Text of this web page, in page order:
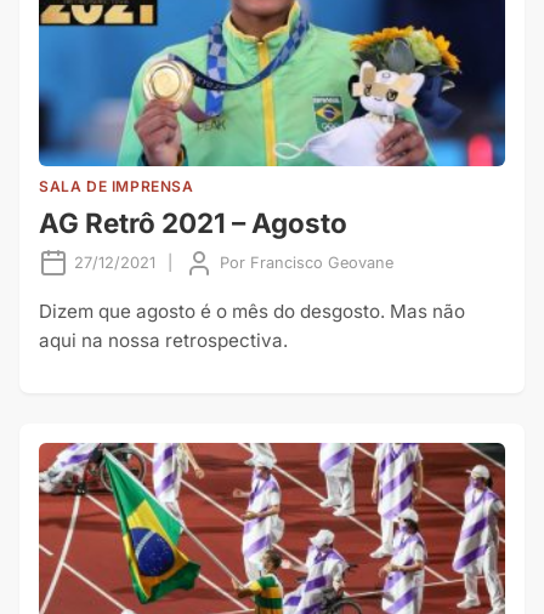
SALA DE IMPRENSA
AG Retrô 2021 – Agosto
27/12/2021 Por Francisco Geovane
Dizem que agosto é o mês do desgosto. Mas não
aqui na nossa retrospectiva.